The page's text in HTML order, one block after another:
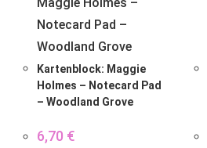
Kartenblock: Maggie
Holmes – Notecard Pad
– Woodland Grove
6,70 €